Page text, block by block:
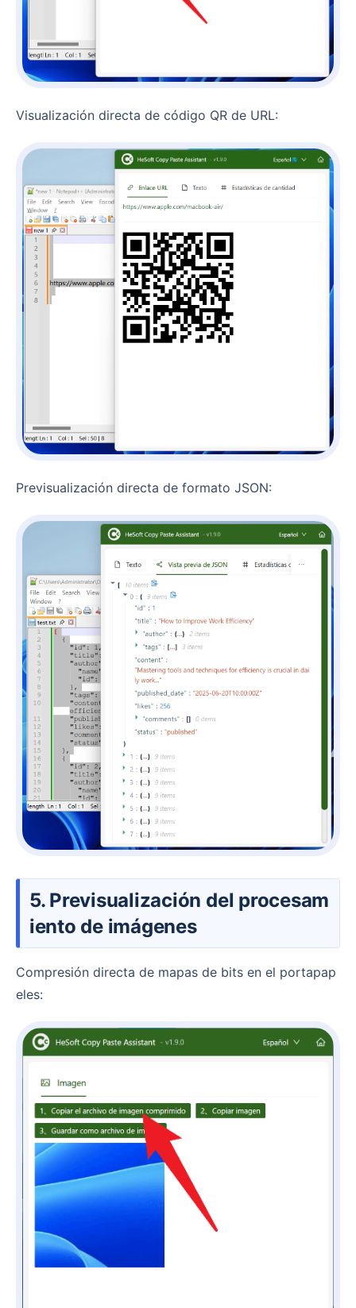
Visualización directa de código QR de URL:
Previsualización directa de formato JSON:
5. Previsualización del procesam
iento de imágenes
Compresión directa de mapas de bits en el portapap
eles: